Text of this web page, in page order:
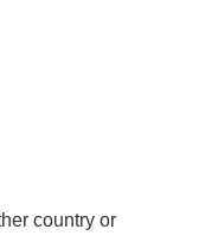
country or